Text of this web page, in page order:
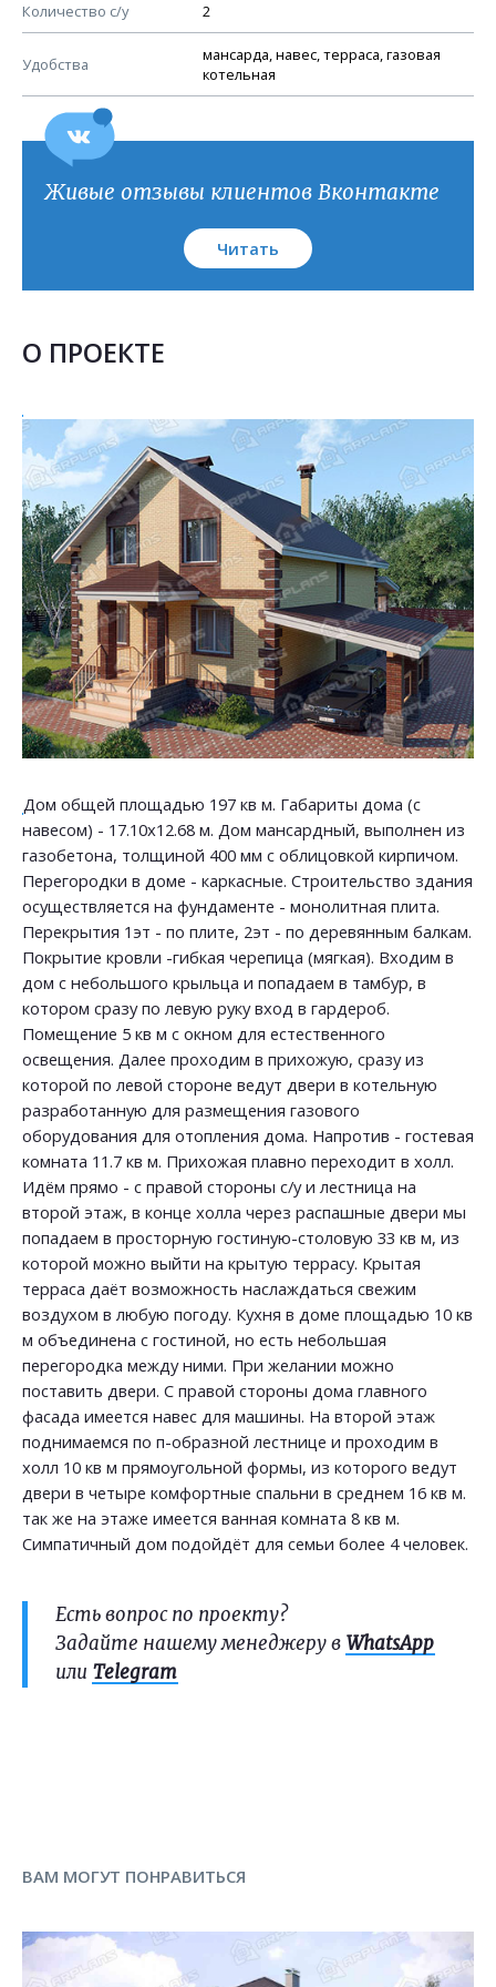
Количество с/у 2
Удобства
мансарда, навес, терраса, газовая
котельная
План кровли
Живые отзывы клиентов Вконтакте
Читать
О ПРОЕКТЕ
Дом общей площадью 197 кв м. Габариты дома (с
навесом) - 17.10х12.68 м. Дом мансардный, выполнен из
газобетона, толщиной 400 мм с облицовкой кирпичом.
Перегородки в доме - каркасные. Строительство здания
осуществляется на фундаменте - монолитная плита.
Перекрытия 1эт - по плите, 2эт - по деревянным балкам.
Покрытие кровли -гибкая черепица (мягкая). Входим в
дом с небольшого крыльца и попадаем в тамбур, в
котором сразу по левую руку вход в гардероб.
Помещение 5 кв м с окном для естественного
освещения. Далее проходим в прихожую, сразу из
которой по левой стороне ведут двери в котельную
разработанную для размещения газового
оборудования для отопления дома. Напротив - гостевая
комната 11.7 кв м. Прихожая плавно переходит в холл.
Идём прямо - с правой стороны с/у и лестница на
второй этаж, в конце холла через распашные двери мы
попадаем в просторную гостиную-столовую 33 кв м, из
которой можно выйти на крытую террасу. Крытая
терраса даёт возможность наслаждаться свежим
воздухом в любую погоду. Кухня в доме площадью 10 кв
м объединена с гостиной, но есть небольшая
перегородка между ними. При желании можно
поставить двери. С правой стороны дома главного
фасада имеется навес для машины. На второй этаж
поднимаемся по п-образной лестнице и проходим в
холл 10 кв м прямоугольной формы, из которого ведут
двери в четыре комфортные спальни в среднем 16 кв м.
так же на этаже имеется ванная комната 8 кв м.
Симпатичный дом подойдёт для семьи более 4 человек.
Есть вопрос по проекту?
Задайте нашему менеджеру в WhatsApp
или Telegram
ВАМ МОГУТ ПОНРАВИТЬСЯ